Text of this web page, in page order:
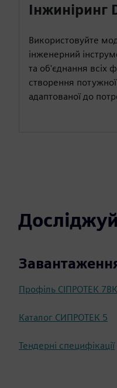
Інжиніринг
Використовуйте
інженерний
та об'єднання всіх
створення потужної
адаптованої до
Профіль СІПРОТЕК
Каталог СИПРОТЕК 5
Тендерні специфікації